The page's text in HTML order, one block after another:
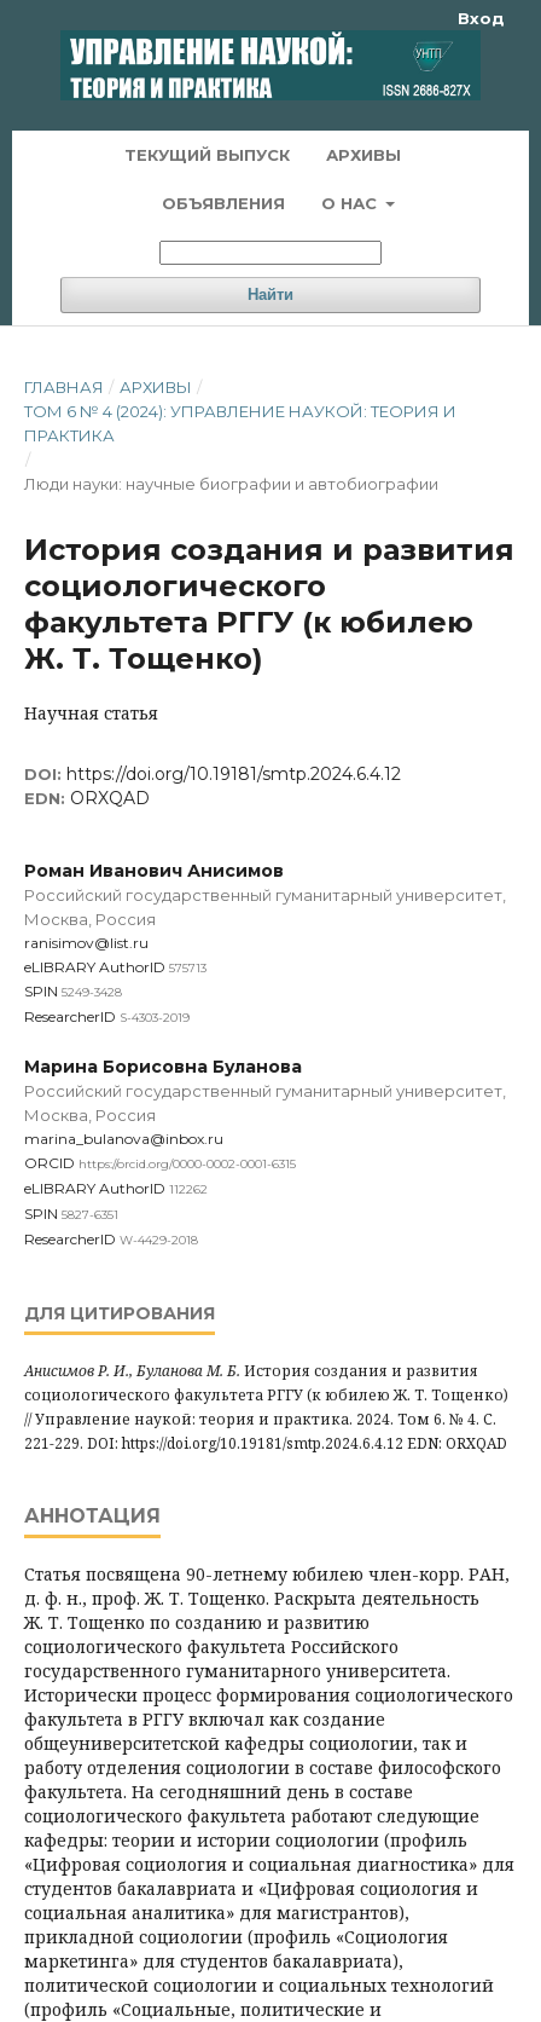
ТЕКУЩИЙ ВЫПУСК АРХИВЫ
ОБЪЯВЛЕНИЯ О НАС
Найти
Вход
ГЛАВНАЯ / АРХИВЫ /
ТОМ 6 № 4 (2024): УПРАВЛЕНИЕ НАУКОЙ: ТЕОРИЯ И
ПРАКТИКА
/
Люди науки: научные биографии и автобиографии
История создания и развития
социологического
факультета РГГУ (к юбилею
Ж. Т. Тощенко)
Научная статья
DOI: https://doi.org/10.19181/smtp.2024.6.4.12
EDN: ORXQAD
Роман Иванович Анисимов
Российский государственный гуманитарный университет,
Москва, Россия
ranisimov@list.ru
eLIBRARY AuthorID 575713
SPIN 5249-3428
ResearcherID S-4303-2019
Марина Борисовна Буланова
Российский государственный гуманитарный университет,
Москва, Россия
marina_bulanova@inbox.ru
ORCID https://orcid.org/0000-0002-0001-6315
eLIBRARY AuthorID 112262
SPIN 5827-6351
ResearcherID W-4429-2018
ДЛЯ ЦИТИРОВАНИЯ
Анисимов Р. И., Буланова М. Б. История создания и развития
социологического факультета РГГУ (к юбилею Ж. Т. Тощенко)
// Управление наукой: теория и практика. 2024. Том 6. № 4. С.
221-229. DOI: https://doi.org/10.19181/smtp.2024.6.4.12 EDN: ORXQAD
АННОТАЦИЯ
Статья посвящена 90-летнему юбилею член-корр. РАН,
д. ф. н., проф. Ж. Т. Тощенко. Раскрыта деятельность
Ж. Т. Тощенко по созданию и развитию
социологического факультета Российского
государственного гуманитарного университета.
Исторически процесс формирования социологического
факультета в РГГУ включал как создание
общеуниверситетской кафедры социологии, так и
работу отделения социологии в составе философского
факультета. На сегодняшний день в составе
социологического факультета работают следующие
кафедры: теории и истории социологии (профиль
«Цифровая социология и социальная диагностика» для
студентов бакалавриата и «Цифровая социология и
социальная аналитика» для магистрантов),
прикладной социологии (профиль «Социология
маркетинга» для студентов бакалавриата),
политической социологии и социальных технологий
(профиль «Социальные, политические и